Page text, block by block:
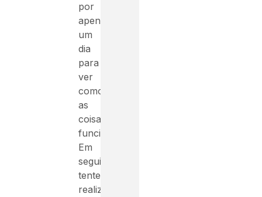
por
apenas
um
dia
para
ver
como
as
coisas
funcionam.
Em
seguida,
tente
realizar